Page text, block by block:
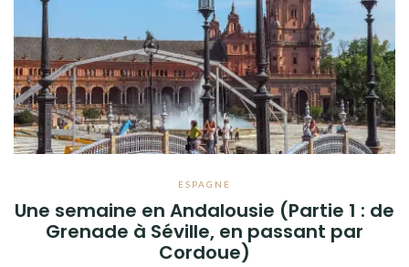
ESPAGNE
Une semaine en Andalousie (Partie 1 : de
Grenade à Séville, en passant par
Cordoue)